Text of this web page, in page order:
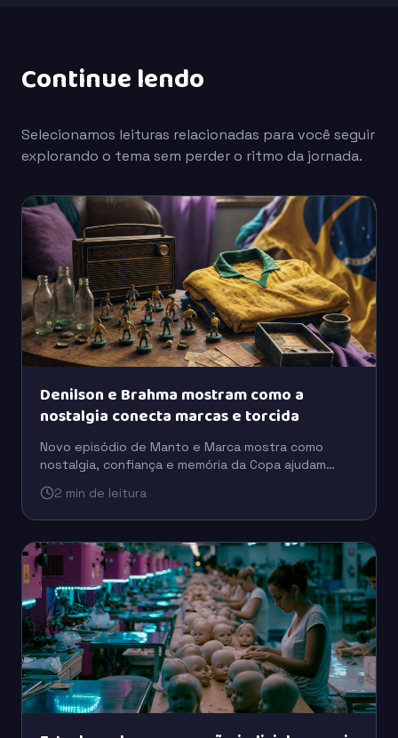
Continue lendo
Selecionamos leituras relacionadas para você seguir
explorando o tema sem perder o ritmo da jornada.
Denilson e Brahma mostram como a
nostalgia conecta marcas e torcida
Novo episódio de Manto e Marca mostra como
nostalgia, confiança e memória da Copa ajudam
da torcida.
2 min de leitura